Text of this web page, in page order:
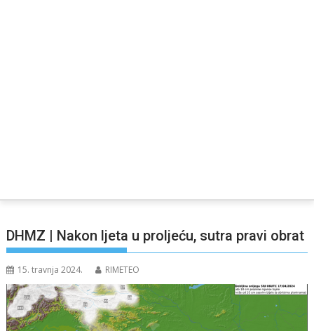
DHMZ | Nakon ljeta u proljeću, sutra pravi obrat
15. travnja 2024. RIMETEO